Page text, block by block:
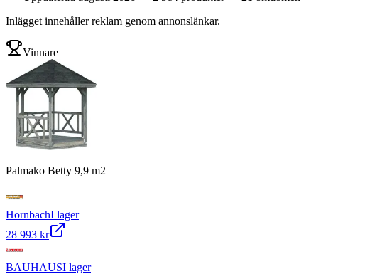
Inlägget innehåller reklam genom annonslänkar.
Vinnare
Palmako Betty 9,9 m2
HornbachI lager
28 993 kr
BAUHAUSI lager